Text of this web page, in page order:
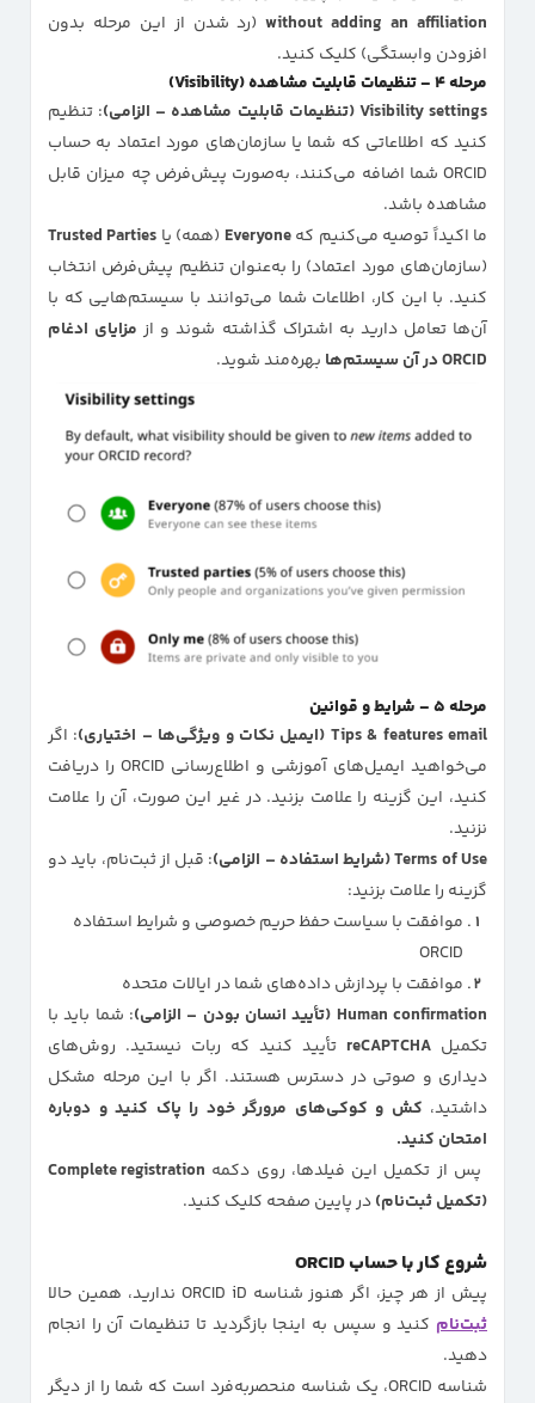
without adding an affiliation(رد شدن از این مرحله بدون
افزودن وابستگی) کلیک کنید.
مرحله ۴ – تنظیمات قابلیت مشاهده (Visibility)
Visibility settings (تنظیمات قابلیت مشاهده – الزامی)
: تنظیم
کنید که اطلاعاتی که شما یا سازمان‌های مورد اعتماد به حساب
ORCID شما اضافه می‌کنند، به‌صورت پیش‌فرض چه میزان قابل
مشاهده باشد.
ما اکیداً توصیه می‌کنیم کهEveryone (همه) یا Trusted Parties
(سازمان‌های مورد اعتماد) را به‌عنوان تنظیم پیش‌فرض انتخاب
کنید. با این کار، اطلاعات شما می‌توانند با سیستم‌هایی که با
آن‌ها تعامل دارید به اشتراک گذاشته شوند و از مزایای ادغام
ORCID در آن سیستم‌ها
بهره‌مند شوید.
مرحله ۵ – شرایط و قوانین
Tips & features email (ایمیل نکات و ویژگی‌ها – اختیاری)
: اگر
می‌خواهید ایمیل‌های آموزشی و اطلاع‌رسانی ORCID را دریافت
کنید، این گزینه را علامت بزنید. در غیر این صورت، آن را علامت
نزنید.
Terms of Use (شرایط استفاده – الزامی)
: قبل از ثبت‌نام، باید دو
گزینه را علامت بزنید:
موافقت با سیاست حفظ حریم خصوصی و شرایط استفاده
ORCID
موافقت با پردازش داده‌های شما در ایالات متحده
Human confirmation (تأیید انسان بودن – الزامی)
: شما باید با
تکمیل reCAPTCHA تأیید کنید که ربات نیستید. روش‌های
دیداری و صوتی در دسترس هستند. اگر با این مرحله مشکل
داشتید، کش و کوکی‌های مرورگر خود را پاک کنید و دوباره
امتحان کنید.
پس از تکمیل این فیلدها، روی دکمه Complete registration
(تکمیل ثبت‌نام)در پایین صفحه کلیک کنید.
شروع کار با حساب ORCID
پیش از هر چیز، اگر هنوز شناسه ORCID iD ندارید، همین حالا
ثبت‌نام کنید و سپس به اینجا بازگردید تا تنظیمات آن را انجام
دهید.
شناسه ORCID، یک شناسه منحصربه‌فرد است که شما را از دیگر